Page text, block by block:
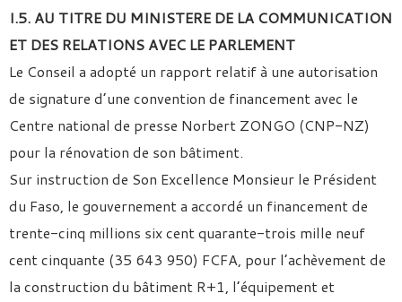
I.5. AU TITRE DU MINISTERE DE LA COMMUNICATION
ET DES RELATIONS AVEC LE PARLEMENT
Le Conseil a adopté un rapport relatif à une autorisation
de signature d’une convention de financement avec le
Centre national de presse Norbert ZONGO (CNP-NZ)
pour la rénovation de son bâtiment.
Sur instruction de Son Excellence Monsieur le Président
du Faso, le gouvernement a accordé un financement de
trente-cinq millions six cent quarante-trois mille neuf
cent cinquante (35 643 950) FCFA, pour l’achèvement de
la construction du bâtiment R+1, l’équipement et